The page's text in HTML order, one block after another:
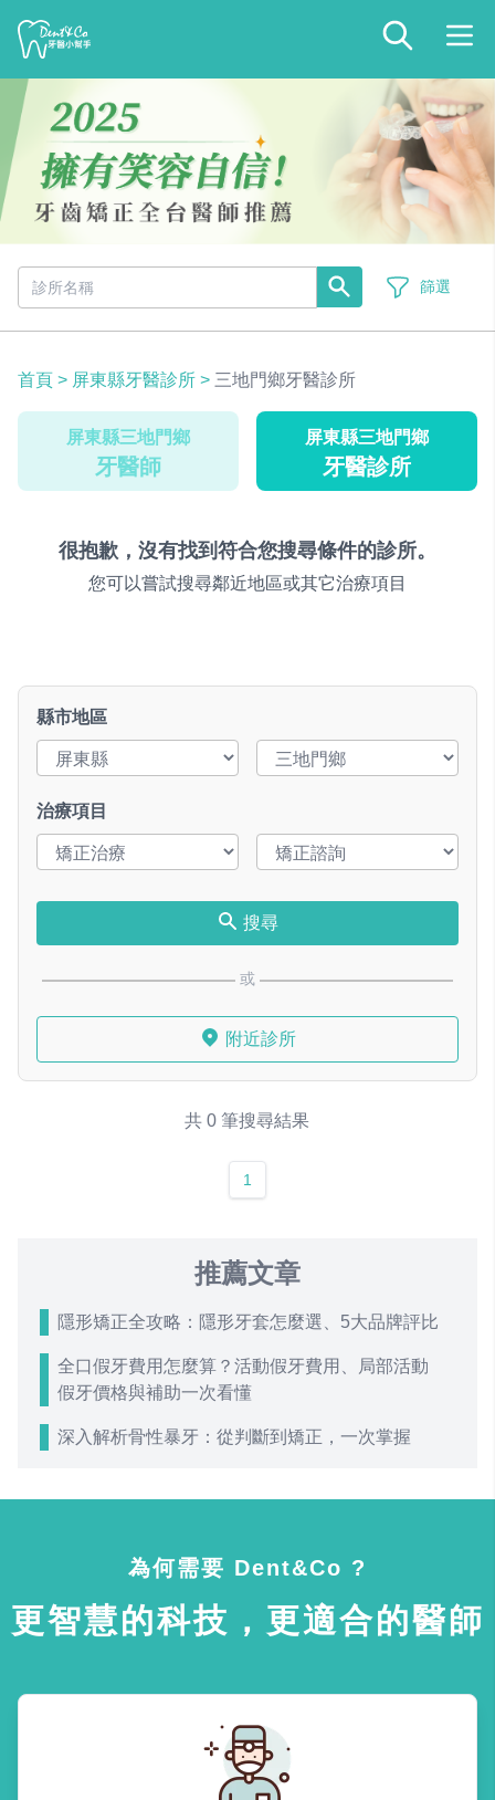
篩選
首頁 > 屏東縣牙醫診所 > 三地門鄉牙醫診所
屏東縣三地門鄉
牙醫師
屏東縣三地門鄉
牙醫診所
很抱歉，沒有找到符合您搜尋條件的診所。
您可以嘗試搜尋鄰近地區或其它治療項目
縣市地區
治療項目
搜尋
或
附近診所
共 0 筆搜尋結果
1
推薦文章
隱形矯正全攻略：隱形牙套怎麼選、5大品牌評比
全口假牙費用怎麼算？活動假牙費用、局部活動
假牙價格與補助一次看懂
深入解析骨性暴牙：從判斷到矯正，一次掌握
為何需要 Dent&Co ?
更智慧的科技，更適合的醫師